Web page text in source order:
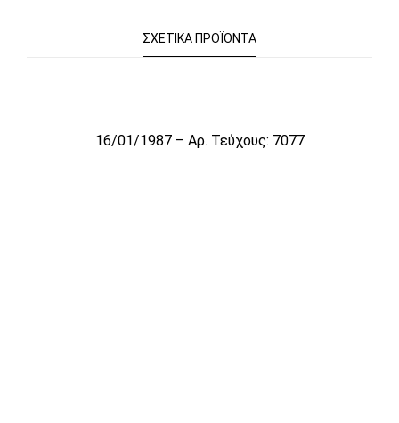
ΣΧΕΤΙΚΆ ΠΡΟΪΌΝΤΑ
Το αρχείο προσωρινά δεν είναι διαθέσιμο για πώληση
16/01/1987 – Αρ. Τεύχους: 7077